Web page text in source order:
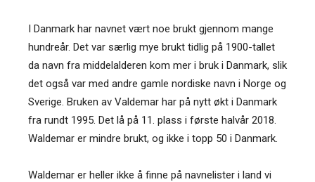
I Danmark har navnet vært noe brukt gjennom mange
hundreår. Det var særlig mye brukt tidlig på 1900-tallet
da navn fra middelalderen kom mer i bruk i Danmark, slik
det også var med andre gamle nordiske navn i Norge og
Sverige. Bruken av Valdemar har på nytt økt i Danmark
fra rundt 1995. Det lå på 11. plass i første halvår 2018.
Waldemar er mindre brukt, og ikke i topp 50 i Danmark.
Waldemar er heller ikke å finne på navnelister i land vi